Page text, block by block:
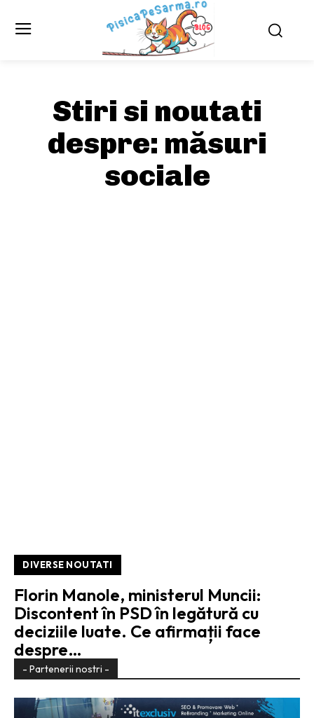
Stiri si noutati
despre: măsuri
sociale
DIVERSE NOUTATI
Florin Manole, ministerul Muncii:
Discontent în PSD în legătură cu
deciziile luate. Ce afirmații face
despre…
- Partenerii nostri -